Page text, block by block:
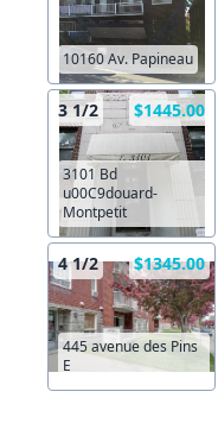
10160 Av. Papineau
3 1/2 $1445.00
3101 Bd
u00C9douard-
Montpetit
4 1/2 $1345.00
445 avenue des Pins
E